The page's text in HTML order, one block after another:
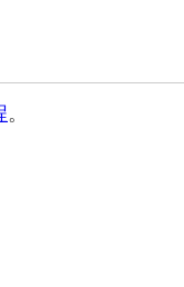
。